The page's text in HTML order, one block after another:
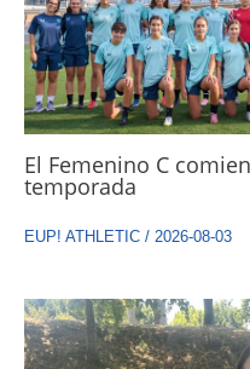
El Femenino C
temporada
EUP! ATHLETIC / 2026-08-03